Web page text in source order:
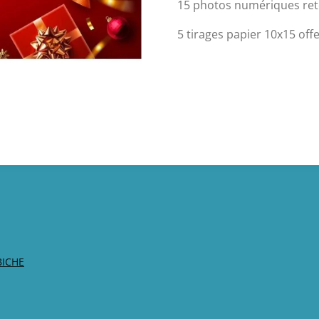
15 photos numériques
5 tirages papier 10x15